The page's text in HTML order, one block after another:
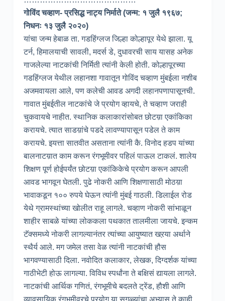
गोविंद चव्हाण- प्रसिद्ध नाट्य निर्माते (जन्म: १ जुलै १९६७;
निधनः १३ जुलै २०२०)
यांचा जन्म हेबाळ ता. गडहिंग्लज जिल्हा कोल्हापूर येथे झाला. यू
टर्न, हिमालयाची सावली, मदर्स डे, दुधावरची साय यासह अनेक
गाजलेल्या नाटकांची निर्मिती त्यांनी केली होती. कोल्हापूरच्या
गडहिंग्लज येथील लहानशा गावातून गोविंद चव्हाण मुंबईला नशीब
अजमवायला आले, पण कलेची आवड अगदी लहानपणापासूनची.
गावात मुंबईतील नाटकांचे जे प्रयोग व्हायचे, ते चव्हाण जराही
चुकवायचे नाहीत. स्थानिक कलाकारांसोबत छोटय़ा एकांकिका
करायचे. त्यात साडय़ांचे पडदे लावण्यापासून पडेल ते काम
करायचे. इयत्ता सातवीत असताना त्यांनी कै. विनोद हडप यांच्या
बालनाटय़ात काम करून रंगभूमीवर पहिलं पाऊल टाकलं. शालेय
शिक्षण पूर्ण होईपर्यंत छोटय़ा एकांकिकेचे प्रयोग करून आपली
आवड भागवून घेतली. पुढे नोकरी आणि शिक्षणासाठी मोठय़ा
भावाकडून १०० रुपये घेऊन त्यांनी मुंबई गाठली. डिलाईल रोड
येथे ग्रामस्थांच्या खोलीत राहू लागले. चव्हाण नोकरी सांभाळून
शाहीर साबळे यांच्या लोककला पथकात तालमीला जायचे. इन्कम
टॅक्समध्ये नोकरी लागल्यानंतर त्यांच्या आयुष्यात खऱया अर्थाने
स्थैर्य आले. मग जमेल तसा वेळ त्यांनी नाटकांची हौस
भागवण्यासाठी दिला. नवोदित कलाकार, लेखक, दिग्दर्शक यांच्या
गाठीभेटी होऊ लागल्या. विविध स्पर्धांना ते बक्षिसं द्यायला लागले.
नाटकांची आर्थिक गणितं, रंगभूमीचे बदलते ट्रेंड, हौशी आणि
व्यावसायिक रंगभूमीवरचे प्रयोग या सगळ्यांचा अभ्यास ते काही